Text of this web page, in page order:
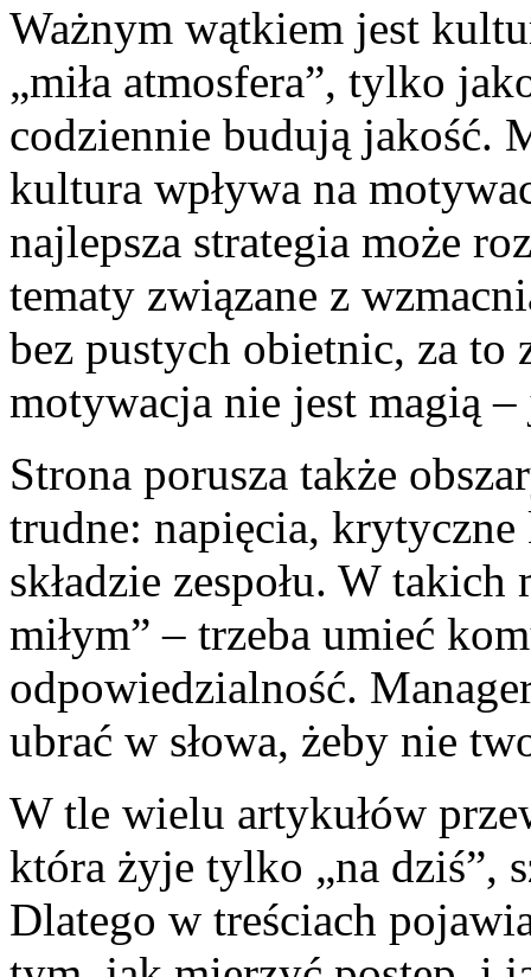
Ważnym wątkiem jest
„miła atmosfera”, tylko
codziennie budują jakość.
kultura wpływa na
najlepsza strategia może
tematy związane z
bez pustych obietnic, za to
motywacja nie jest magią
Strona porusza także
trudne: napięcia,
składzie zespołu. W
miłym” – trzeba umieć
odpowiedzialność.
ubrać w słowa, żeby nie
W tle wielu artykułów
która żyje tylko „na dziś”,
Dlatego w treściach